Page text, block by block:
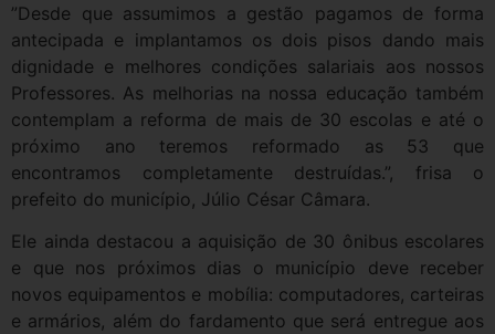
”Desde que assumimos a gestão pagamos de forma
antecipada e implantamos os dois pisos dando mais
dignidade e melhores condições salariais aos nossos
Professores. As melhorias na nossa educação também
contemplam a reforma de mais de 30 escolas e até o
próximo ano teremos reformado as 53 que
encontramos completamente destruídas.”, frisa o
prefeito do município, Júlio César Câmara.
Ele ainda destacou a aquisição de 30 ônibus escolares
e que nos próximos dias o município deve receber
novos equipamentos e mobília: computadores, carteiras
e armários, além do fardamento que será entregue aos